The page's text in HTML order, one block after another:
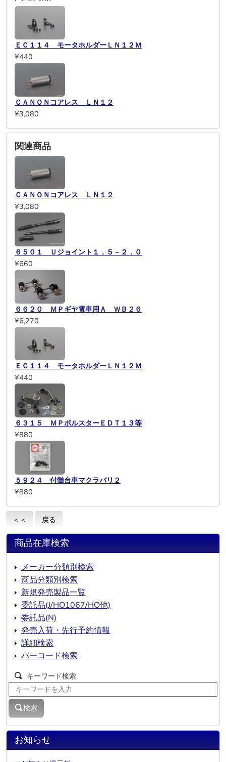
ＥＣ１１４ モータホルダーＬＮ１２Ｍ
¥440
ＣＡＮＯＮコアレス ＬＮ１２
¥3,080
関連商品
ＣＡＮＯＮコアレス ＬＮ１２
¥3,080
６５０１ Ｕジョイント１．５－２．０
¥660
６６２０ ＭＰギヤ電車用Ａ ＷＢ２６
¥6,270
ＥＣ１１４ モータホルダーＬＮ１２Ｍ
¥440
６３１５ ＭＰボルスターＥＤＴ１３等
¥880
５９２４ 付髄台車マクラバリ２
¥880
＜＜ 戻る
お知らせ
商品在庫検索
メーカー分類別検索
商品分類別検索
新規発売製品一覧
委託品(J/HO1067/HO他)
委託品(N)
発売入荷・先行予約情報
詳細検索
バーコード検索
キーワード検索
検索